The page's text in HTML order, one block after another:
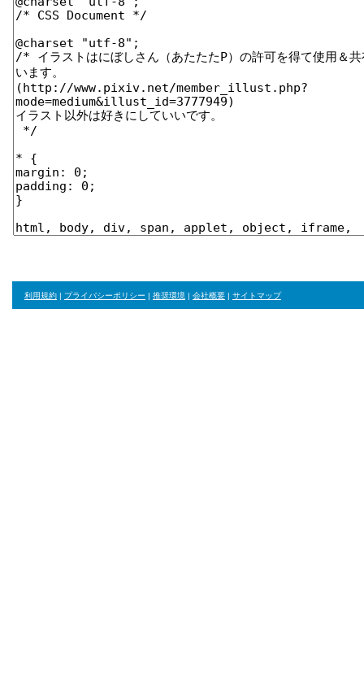
利用規約 | プライバシーポリシー | 推奨環境 | 会社概要 | サイトマップ